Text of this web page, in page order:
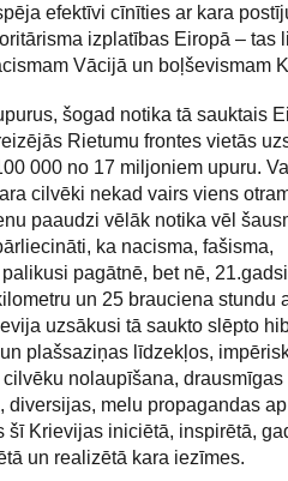
efektīvi cīnīties ar kara
izplatības Eiropā – tas
Vācijā un boļševismam
šogad notika tā sauktais
Rietumu frontes vietās
000 no 17 miljoniem upuru.
cilvēki nekad vairs viens
paaudzi vēlāk notika vēl
ka nacisma, fašisma,
pagātnē, bet nē,
un 25 brauciena stundu
uzsākusi tā saukto slēpto
plašsaziņas līdzekļos,
nolaupīšana, drausmīgas
melu propagandas
šī Krievijas iniciētā, inspirētā,
un realizētā kara iezīmes.